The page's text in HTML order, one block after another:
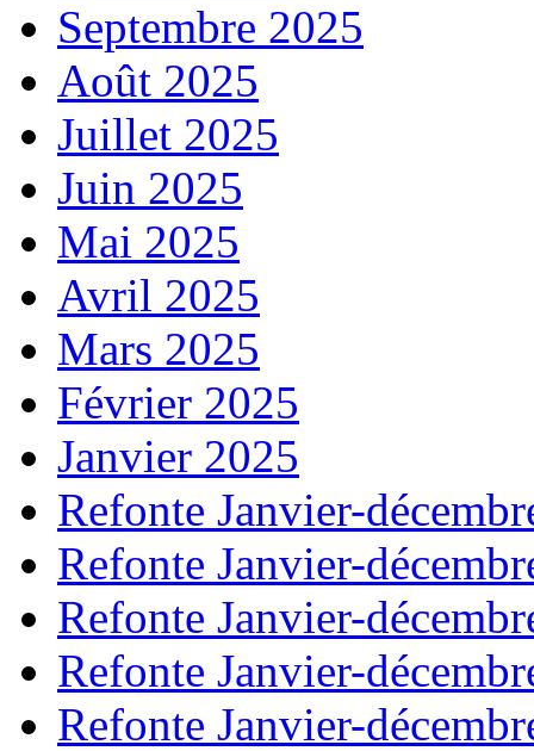
Septembre 2025
Août 2025
Juillet 2025
Juin 2025
Mai 2025
Avril 2025
Mars 2025
Février 2025
Janvier 2025
Refonte Janvier-
Refonte Janvier-
Refonte Janvier-
Refonte Janvier-
Refonte Janvier-